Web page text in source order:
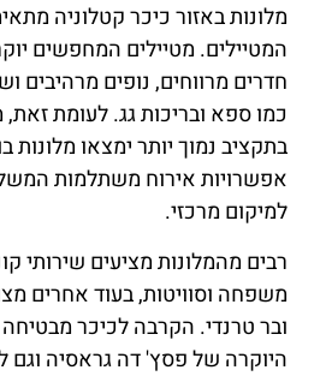
מלונות באזור כיכר קטלוניה
המטיילים. מטיילים המחפשים
חדרים מרווחים, נופים מרהיבים
כמו ספא ובריכות גג. לעומת
בתקציב נמוך יותר ימצאו מלונות
אפשרויות אירוח משתלמות
למיקום מרכזי.
רבים מהמלונות מציעים שירותי
משפחה וסוויטות, בעוד אחרים
ובר טרנדי. הקרבה לכיכר מבטיחה
היוקרה של פסץ' דה גראסיה וגם